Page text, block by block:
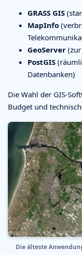
GRASS GIS
MapInfo
GeoServer
PostGIS
Datenbanken)
Die Wahl der GIS-
Budget und
Die älteste